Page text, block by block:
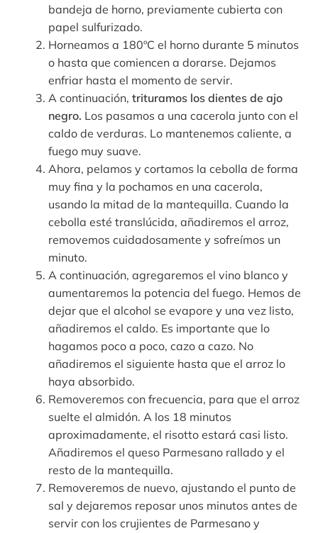
bandeja de horno, previamente cubierta con
papel sulfurizado.
Horneamos a 180ºC el horno durante 5 minutos
o hasta que comiencen a dorarse. Dejamos
enfriar hasta el momento de servir.
A continuación, trituramos los dientes de ajo
negro. Los pasamos a una cacerola junto con el
caldo de verduras. Lo mantenemos caliente, a
fuego muy suave.
Ahora, pelamos y cortamos la cebolla de forma
muy fina y la pochamos en una cacerola,
usando la mitad de la mantequilla. Cuando la
cebolla esté translúcida, añadiremos el arroz,
removemos cuidadosamente y sofreímos un
minuto.
A continuación, agregaremos el vino blanco y
aumentaremos la potencia del fuego. Hemos de
dejar que el alcohol se evapore y una vez listo,
añadiremos el caldo. Es importante que lo
hagamos poco a poco, cazo a cazo. No
añadiremos el siguiente hasta que el arroz lo
haya absorbido.
Removeremos con frecuencia, para que el arroz
suelte el almidón. A los 18 minutos
aproximadamente, el risotto estará casi listo.
Añadiremos el queso Parmesano rallado y el
resto de la mantequilla.
Removeremos de nuevo, ajustando el punto de
sal y dejaremos reposar unos minutos antes de
servir con los crujientes de Parmesano y